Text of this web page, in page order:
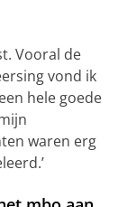
Vooral de
vond ik
hele goede
waren erg